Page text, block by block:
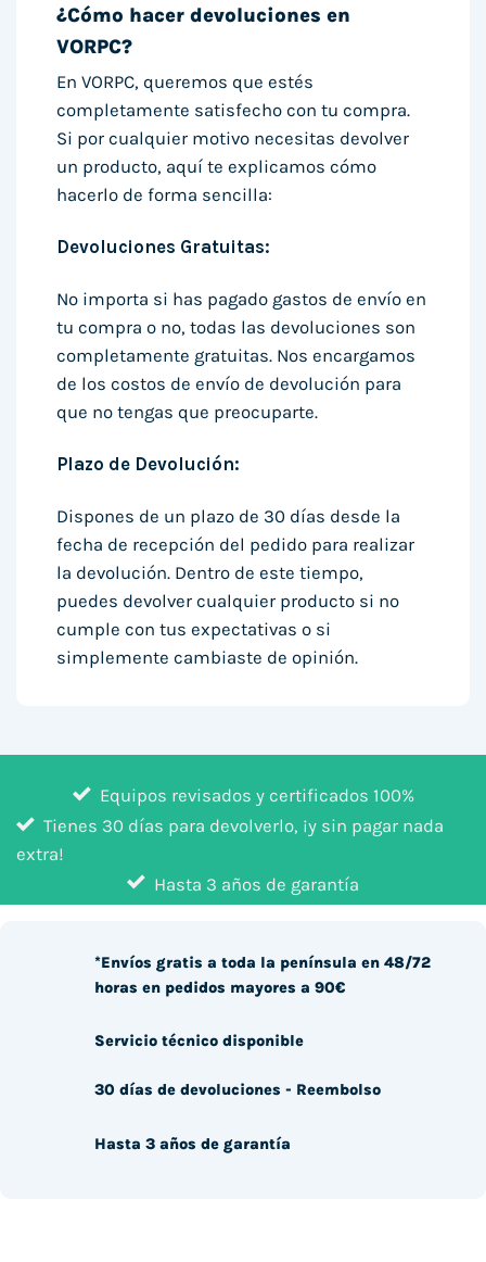
¿Cómo hacer devoluciones en
VORPC?
En VORPC, queremos que estés
completamente satisfecho con tu compra.
Si por cualquier motivo necesitas devolver
un producto, aquí te explicamos cómo
hacerlo de forma sencilla:
Devoluciones Gratuitas:
No importa si has pagado gastos de envío en
tu compra o no, todas las devoluciones son
completamente gratuitas. Nos encargamos
de los costos de envío de devolución para
que no tengas que preocuparte.
Plazo de Devolución:
Dispones de un plazo de 30 días desde la
fecha de recepción del pedido para realizar
la devolución. Dentro de este tiempo,
puedes devolver cualquier producto si no
cumple con tus expectativas o si
simplemente cambiaste de opinión.
Equipos revisados y certificados 100%
Tienes 30 días para devolverlo, ¡y sin pagar nada
extra!
Hasta 3 años de garantía
*Envíos gratis a toda la península en 48/72
horas en pedidos mayores a 90€
Servicio técnico disponible
30 días de devoluciones - Reembolso
Hasta 3 años de garantía